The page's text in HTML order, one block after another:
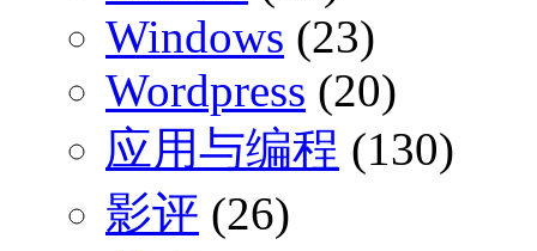
Windows (23)
Wordpress (20)
应用与编程 (130)
影评 (26)